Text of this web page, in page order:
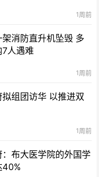
1周前
消防直升机坠毁 多
7人遇难
1周前
拟组团访华 以推进双
1周前
：布大医学院的外国学
40%